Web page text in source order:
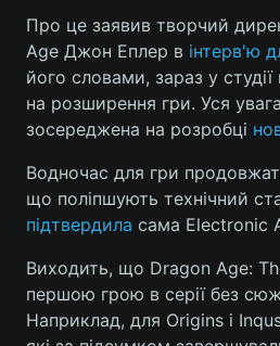
Україна
Економіка
Спорт
Техно і зв'язок
Зброя
Здоров'я
Цікавинки
Про це заявив творчий
Age Джон Еплер в інтерв'ю
його словами, зараз у
на розширення гри. Уся увага
зосереджена на розробці
Водночас для гри
що поліпшують технічний
підтвердила сама Electronic
Виходить, що Dragon Age:
першою грою в серії без
Наприклад, для Origins і